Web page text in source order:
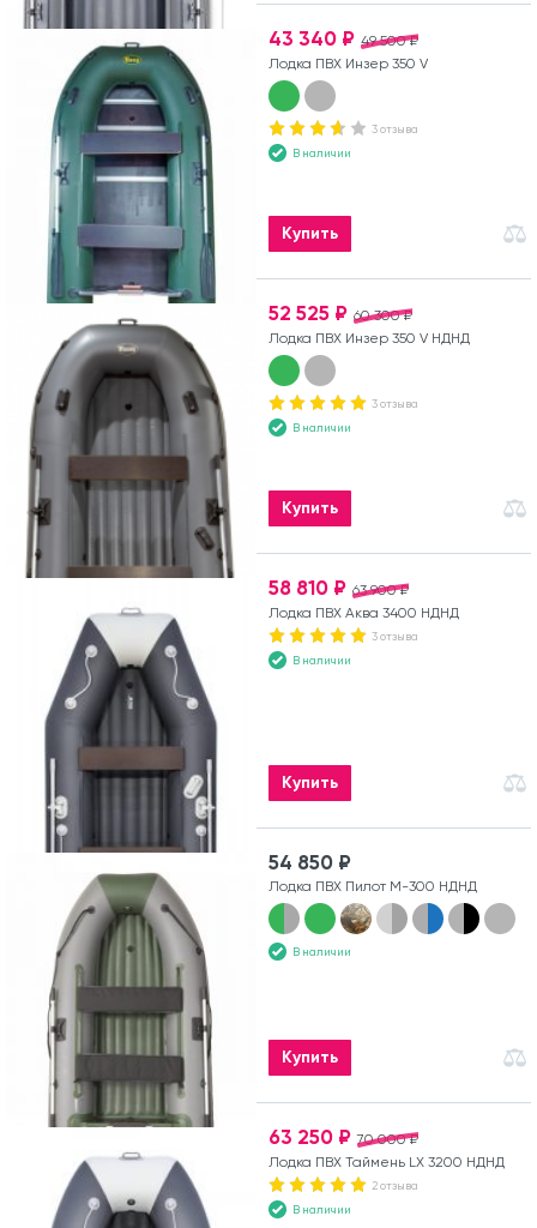
49 500 ₽
43 340 ₽
Лодка ПВХ Инзер 350 V
3 отзыва
В наличии
Купить
60 300 ₽
52 525 ₽
Лодка ПВХ Инзер 350 V НДНД
3 отзыва
В наличии
Купить
63 900 ₽
58 810 ₽
Лодка ПВХ Аква 3400 НДНД
3 отзыва
В наличии
Купить
54 850 ₽
Лодка ПВХ Пилот М-300 НДНД
В наличии
Купить
70 000 ₽
63 250 ₽
Лодка ПВХ Таймень LX 3200 НДНД
2 отзыва
В наличии